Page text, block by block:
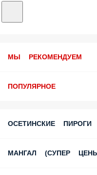
МЫ РЕКОМЕНДУЕМ
ПОПУЛЯРНОЕ
ОСЕТИНСКИЕ ПИРОГИ
МАНГАЛ (СУПЕР ЦЕНЫ)